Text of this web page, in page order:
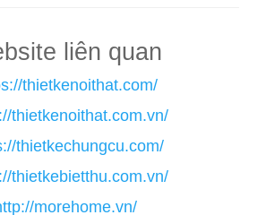
liên quan
thietkenoithat.com/
thietkenoithat.com.vn/
thietkechungcu.com/
thietkebietthu.com.vn/
morehome.vn/